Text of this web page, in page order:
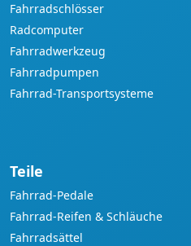
Fahrradschlösser
Radcomputer
Fahrradwerkzeug
Fahrradpumpen
Fahrrad-Transportsysteme
Teile
Fahrrad-Pedale
Fahrrad-Reifen & Schläuche
Fahrradsättel